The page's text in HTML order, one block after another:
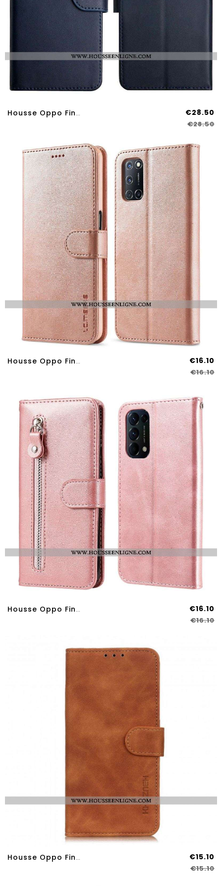
Housse Oppo Find X3 Lite Cuir Nappa Véritable €28.50
€28.50
Housse Oppo Find X3 Lite LC.IMEEKE Effet Cuir €16.10
€16.10
Housse Oppo Find X3 Lite Porte-Monnaie €16.10
€16.10
Housse Oppo Find X3 Lite Mate Effet Cuir Vintage KHAZNEH €15.10
€15.10